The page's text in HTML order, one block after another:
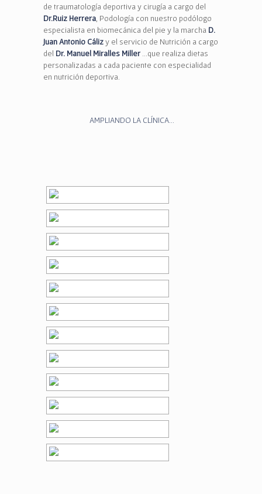
de traumatología deportiva y cirugía a cargo del
Dr.Ruiz Herrera , Podología con nuestro podólogo
especialista en biomecánica del pie y la marcha D.
Juan Antonio Cálizy el servicio de Nutrición a cargo
del Dr. Manuel Miralles Miller …que realiza dietas
personalizadas a cada paciente con especialidad
en nutrición deportiva.
AMPLIANDO LA CLÍNICA…